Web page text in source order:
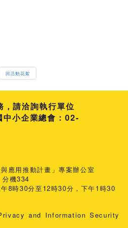
回活動花絮
請洽詢執行單位
小企業總會：02-
應用推動計畫」專案辦公室
機334
8時30分至12時30分，下午1時30
and Information Security